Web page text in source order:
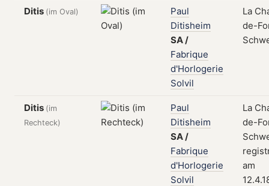
Ditis (im Oval)
Paul
Ditisheim
SA/
Fabrique
d'Horlogerie
Solvil
La
de-
Ditis (im
Rechteck)
Paul
Ditisheim
SA/
Fabrique
d'Horlogerie
Solvil
La
de-
am